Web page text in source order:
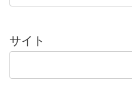
サイト